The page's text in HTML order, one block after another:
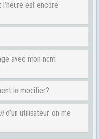
l’heure est encore
avec mon nom
le modifier?
d’un utilisateur, on me